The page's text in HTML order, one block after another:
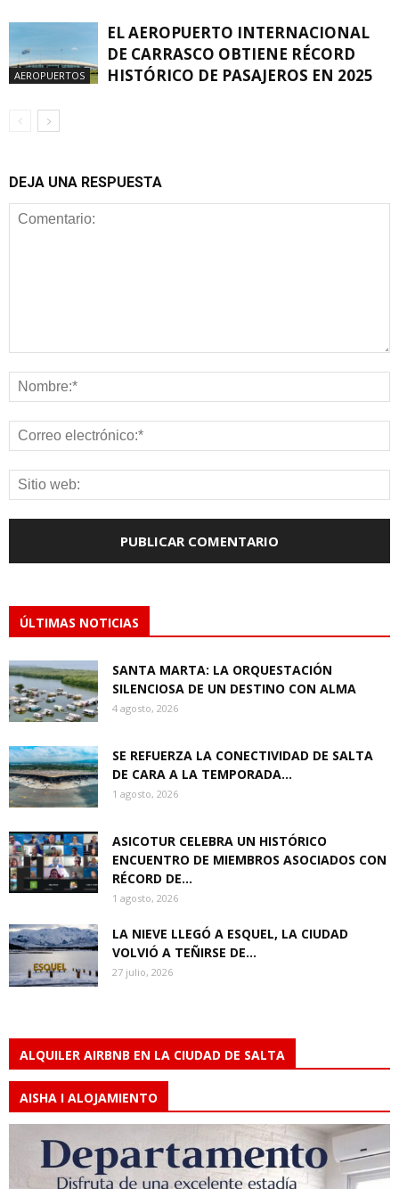
AEROPUERTOS
EL AEROPUERTO INTERNACIONAL
DE CARRASCO OBTIENE RÉCORD
HISTÓRICO DE PASAJEROS EN 2025
DEJA UNA RESPUESTA
ÚLTIMAS NOTICIAS
SANTA MARTA: LA ORQUESTACIÓN
SILENCIOSA DE UN DESTINO CON ALMA
4 agosto, 2026
SE REFUERZA LA CONECTIVIDAD DE SALTA
DE CARA A LA TEMPORADA...
1 agosto, 2026
ASICOTUR CELEBRA UN HISTÓRICO
ENCUENTRO DE MIEMBROS ASOCIADOS CON
RÉCORD DE...
1 agosto, 2026
LA NIEVE LLEGÓ A ESQUEL, LA CIUDAD
VOLVIÓ A TEÑIRSE DE...
27 julio, 2026
ALQUILER AIRBNB EN LA CIUDAD DE SALTA
AISHA I ALOJAMIENTO